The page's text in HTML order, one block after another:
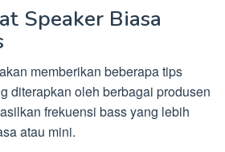
Speaker Biasa
memberikan beberapa tips
diterapkan oleh berbagai produsen
frekuensi bass yang lebih
atau mini.